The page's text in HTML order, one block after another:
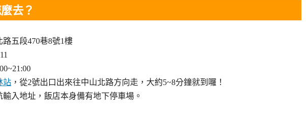
去？
路五段470巷8號1樓
站 ，從2號出口出來往中山北路方向走，大約5~8分鐘就到囉！
入地址，飯店本身備有地下停車場。